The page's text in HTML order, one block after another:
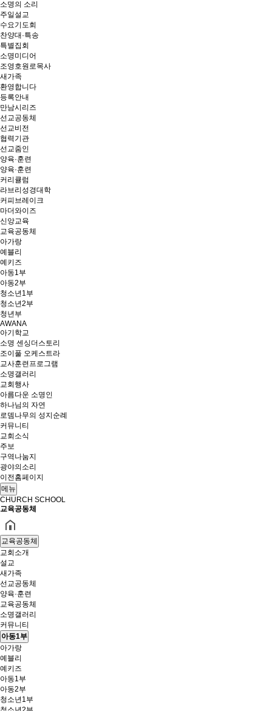
소명의 소리
주일설교
수요기도회
찬양대·특송
특별집회
소명미디어
조영호원로목사
새가족
환영합니다
등록안내
만남시리즈
선교공동체
선교비전
협력기관
선교줌인
양육·훈련
양육·훈련
커리큘럼
라브리성경대학
커피브레이크
마더와이즈
신앙교육
교육공동체
아가랑
예블리
예키즈
아동1부
아동2부
청소년1부
청소년2부
청년부
AWANA
아기학교
소명 센싱더스토리
조이풀 오케스트라
교사훈련프로그램
소명갤러리
교회행사
아름다운 소명인
하나님의 자연
로뎀나무의 성지순례
커뮤니티
교회소식
주보
구역나눔지
광야의소리
이전홈페이지
메뉴
CHURCH SCHOOL
교육공동체
교육공동체
교회소개
설교
새가족
선교공동체
양육·훈련
교육공동체
소명갤러리
커뮤니티
아동1부
아가랑
예블리
예키즈
아동1부
아동2부
청소년1부